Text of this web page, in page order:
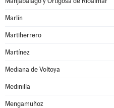
Marlín
Martiherrero
Martínez
Mediana de Voltoya
Medinilla
Mengamuñoz